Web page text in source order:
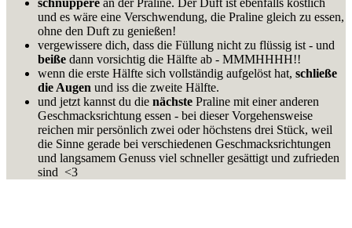
schnuppere an der Praline. Der Duft ist ebenfalls köstlich
und es wäre eine Verschwendung, die Praline gleich zu essen,
ohne den Duft zu genießen!
vergewissere dich, dass die Füllung nicht zu flüssig ist - und
beiße dann vorsichtig die Hälfte ab - MMMHHHH!!
wenn die erste Hälfte sich vollständig aufgelöst hat, schließe
die Augen und iss die zweite Hälfte.
und jetzt kannst du die nächste Praline mit einer anderen
Geschmacksrichtung essen - bei dieser Vorgehensweise
reichen mir persönlich zwei oder höchstens drei Stück, weil
die Sinne gerade bei verschiedenen Geschmacksrichtungen
und langsamem Genuss viel schneller gesättigt und zufrieden
sind <3